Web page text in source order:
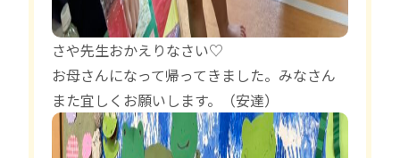
さや先生おかえりなさい♡
お母さんになって帰ってきました。みなさん
また宜しくお願いします。（安達）